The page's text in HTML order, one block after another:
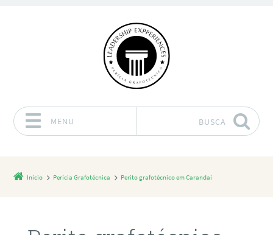
MENU BUSCA
Início Perícia Grafotécnica Perito grafotécnico em Carandaí